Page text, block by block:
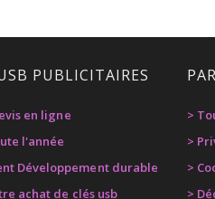
PUBLICITAIRES
en ligne
l'année
Développement durable
achat de clés usb
>
>
>
>